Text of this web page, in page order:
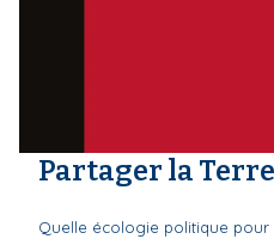
Partager la Terre
Quelle écologie politique pour